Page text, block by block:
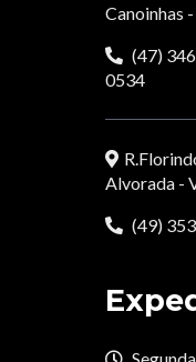
Canoinhas
(47)
0534
Alvorada -
(49)